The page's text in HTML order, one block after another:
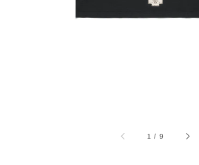
1 / 9